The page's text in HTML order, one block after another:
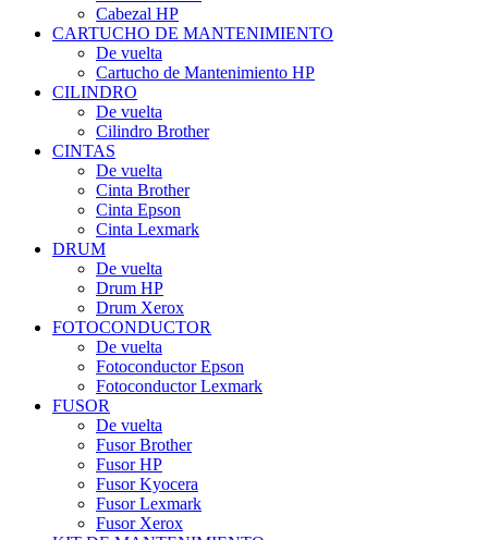
Cabezal HP
CARTUCHO DE MANTENIMIENTO
De vuelta
Cartucho de Mantenimiento HP
CILINDRO
De vuelta
Cilindro Brother
CINTAS
De vuelta
Cinta Brother
Cinta Epson
Cinta Lexmark
DRUM
De vuelta
Drum HP
Drum Xerox
FOTOCONDUCTOR
De vuelta
Fotoconductor Epson
Fotoconductor Lexmark
FUSOR
De vuelta
Fusor Brother
Fusor HP
Fusor Kyocera
Fusor Lexmark
Fusor Xerox